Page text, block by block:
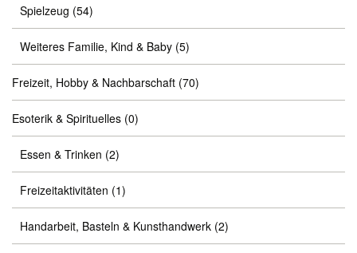
Spielzeug (54)
Weiteres Familie, Kind & Baby (5)
Freizeit, Hobby & Nachbarschaft (70)
Esoterik & Spirituelles (0)
Essen & Trinken (2)
Freizeitaktivitäten (1)
Handarbeit, Basteln & Kunsthandwerk (2)